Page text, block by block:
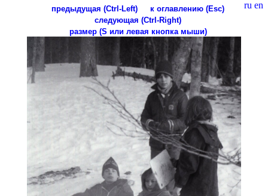
ru en
предыдущая (Ctrl-Left)
к оглавлению (Esc)
следующая (Ctrl-Right)
размер (S или левая кнопка мыши)